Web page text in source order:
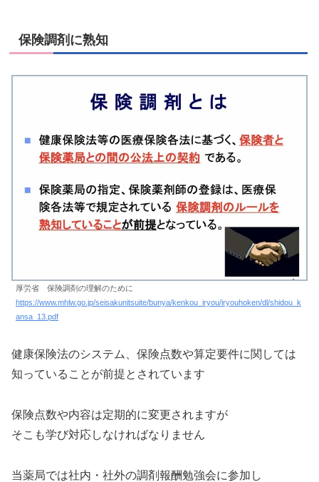
保険調剤に熟知
厚労省 保険調剤の理解のために
https://www.mhlw.go.jp/seisakunitsuite/bunya/kenkou_iryou/iryouhoken/dl/shidou_k
ansa_13.pdf
健康保険法のシステム、保険点数や算定要件に関しては
知っていることが前提とされています
保険点数や内容は定期的に変更されますが
そこも学び対応しなければなりません
当薬局では社内・社外の調剤報酬勉強会に参加し